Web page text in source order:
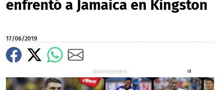
enfrentó a Jamaica en Kingston
17/06/2019
X